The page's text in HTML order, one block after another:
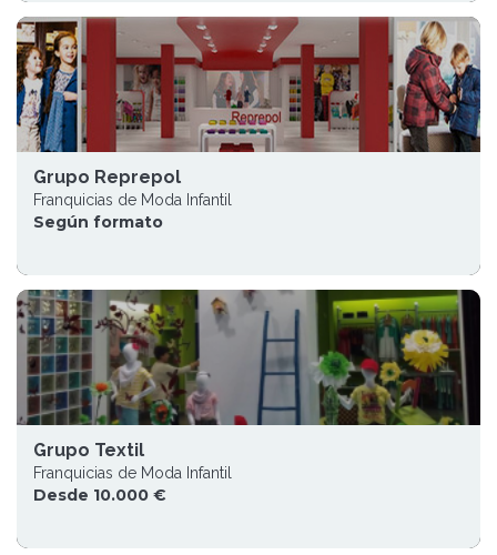
Grupo Reprepol
Franquicias de Moda Infantil
Según formato
Grupo Textil
Franquicias de Moda Infantil
Desde 10.000 €